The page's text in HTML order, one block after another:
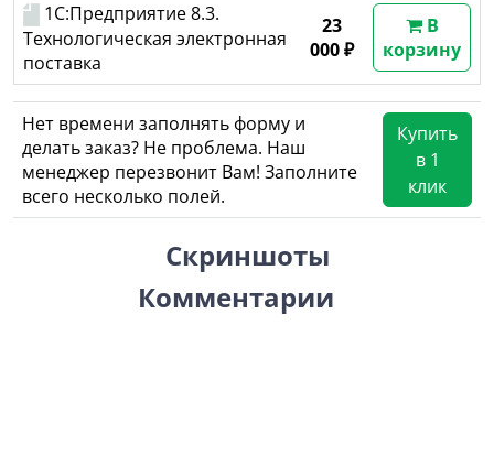
1С:Предприятие 8.3.
Технологическая электронная
поставка
23
000 ₽
В
корзину
Нет времени заполнять форму и
делать заказ? Не проблема. Наш
менеджер перезвонит Вам! Заполните
всего несколько полей.
Купить
в 1
клик
Скриншоты
Комментарии